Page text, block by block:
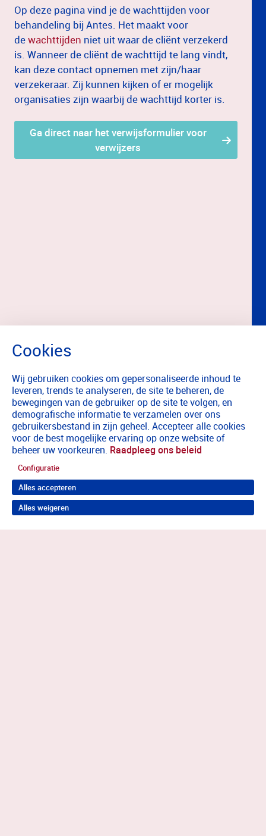
Op deze pagina vind je de wachttijden voor
behandeling bij Antes. Het maakt voor
dewachttijden niet uit waar de cliënt verzekerd
is. Wanneer de cliënt de wachttijd te lang vindt,
kan deze contact opnemen met zijn/haar
verzekeraar. Zij kunnen kijken of er mogelijk
organisaties zijn waarbij de wachttijd korter is.
Ga direct naar het verwijsformulier voor
verwijzers
Wij gebruiken cookies om gepersonaliseerde inhoud te
leveren, trends te analyseren, de site te beheren, de
bewegingen van de gebruiker op de site te volgen, en
demografische informatie te verzamelen over ons
gebruikersbestand in zijn geheel. Accepteer alle cookies
voor de best mogelijke ervaring op onze website of
beheer uw voorkeuren. Raadpleeg ons beleid
Configuratie
Alles accepteren
Alles weigeren